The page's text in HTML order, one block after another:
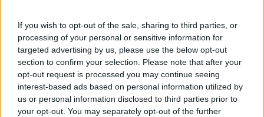
If you wish to opt-out of the sale, sharing to third parties, or
processing of your personal or sensitive information for
targeted advertising by us, please use the below opt-out
section to confirm your selection. Please note that after your
opt-out request is processed you may continue seeing
interest-based ads based on personal information utilized by
us or personal information disclosed to third parties prior to
your opt-out. You may separately opt-out of the further
Link
utili